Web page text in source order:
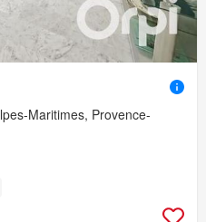
Maritimes, Provence-